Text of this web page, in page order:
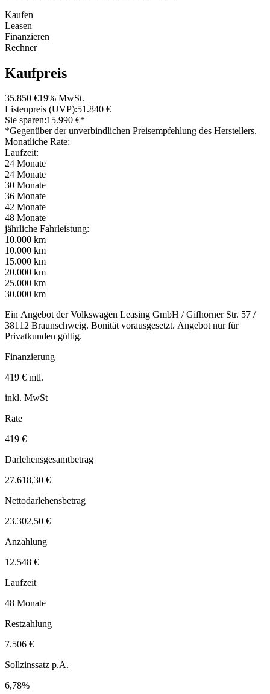
Kaufen
Leasen
Finanzieren
Rechner
Kaufpreis
35.850 €19% MwSt.
Listenpreis (UVP):51.840 €
Sie sparen:15.990 €*
*Gegenüber der unverbindlichen Preisempfehlung des Herstellers.
Monatliche Rate:
Laufzeit:
24 Monate
24 Monate
30 Monate
36 Monate
42 Monate
48 Monate
jährliche Fahrleistung:
10.000 km
10.000 km
15.000 km
20.000 km
25.000 km
30.000 km
Ein Angebot der Volkswagen Leasing GmbH / Gifhorner Str. 57 /
38112 Braunschweig. Bonität vorausgesetzt. Angebot nur für
Privatkunden gültig.
Finanzierung
419 € mtl.
inkl. MwSt
Rate
419 €
Darlehensgesamtbetrag
27.618,30 €
Nettodarlehensbetrag
23.302,50 €
Anzahlung
12.548 €
Laufzeit
48 Monate
Restzahlung
7.506 €
Sollzinssatz p.A.
6,78%